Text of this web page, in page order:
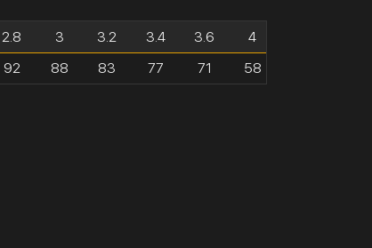
2.8
92
3
88
3.2
83
3.4
77
3.6
71
4
58